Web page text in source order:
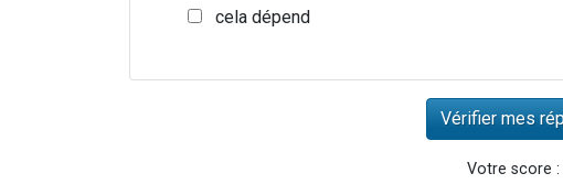
cela dépend
Votre score